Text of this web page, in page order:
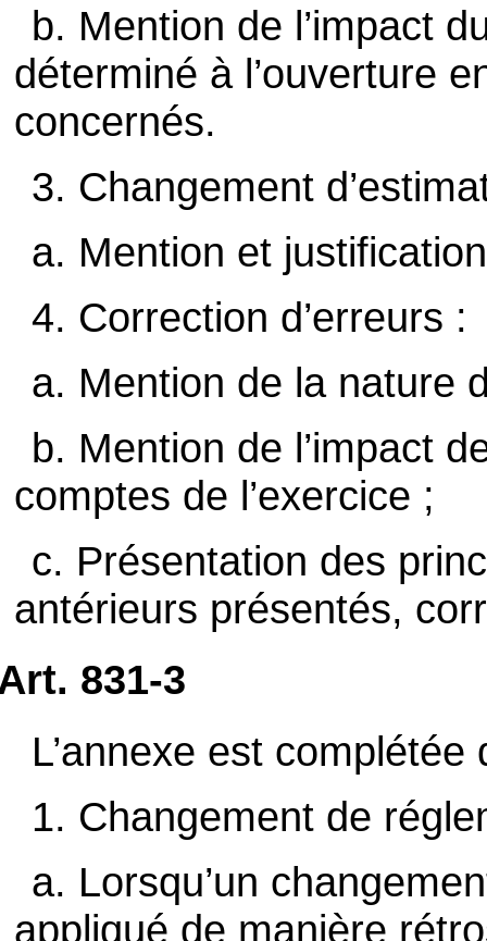
b. Mention de l’impact
déterminé à l’ouverture
concernés.
3. Changement
a. Mention et
4. Correction d’erreurs :
a. Mention de la nature
b. Mention de l’impact
comptes de l’exercice ;
c. Présentation des
antérieurs présentés,
831-3
L’annexe est
1. Changement de
a. Lorsqu’un
appliqué de manière